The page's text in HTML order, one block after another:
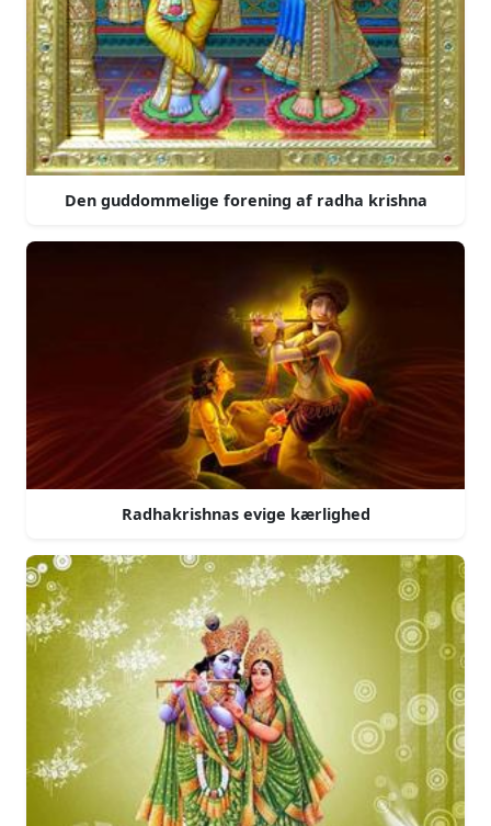
Den guddommelige forening af radha krishna
Radhakrishnas evige kærlighed